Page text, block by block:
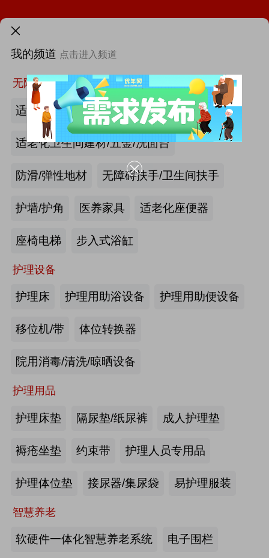
我的频道 点击进入频道
无障碍空间
适老化墙面/天花板
适老化卫生间建材/五金/洗面台
防滑/弹性地材 无障碍扶手/卫生间扶手
护墙/护角 医养家具 适老化座便器
座椅电梯 步入式浴缸
护理设备
护理床 护理用助浴设备 护理用助便设备
移位机/带 体位转换器
院用消毒/清洗/晾晒设备
护理用品
护理床垫 隔尿垫/纸尿裤 成人护理垫
褥疮坐垫 约束带 护理人员专用品
护理体位垫 接尿器/集尿袋 易护理服装
智慧养老
软硬件一体化智慧养老系统 电子围栏
首页 找新闻 找厂商
最新资讯
第46届西部国际医疗器械展览会
2026中国国际福祉博览会暨中国国际康复博览会
第四届西安国际养老产业博览会
第十届中国(广州)国际养老健康产业博览会
海尔电动轮椅-海尔智慧康养
产业头条
机构“一件事”上线
业陆家嘴峰会议程首发，早鸟通道同
步开放
来源:养老福祉圈 2026-07-23